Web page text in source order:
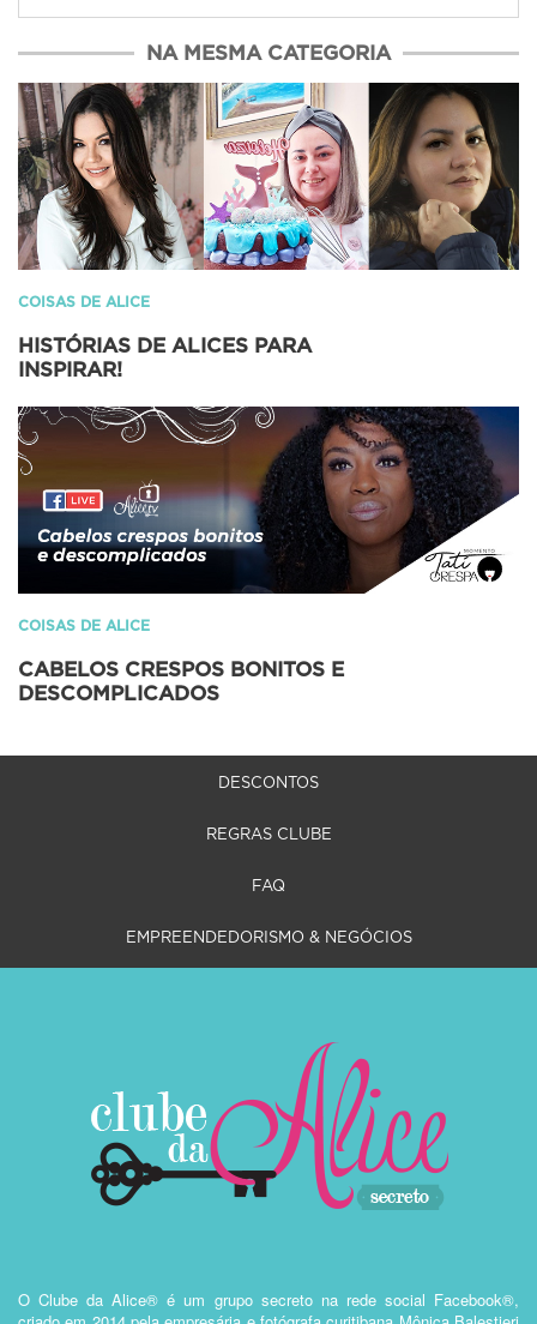
NA MESMA CATEGORIA
COISAS DE ALICE
HISTÓRIAS DE ALICES PARA
INSPIRAR!
COISAS DE ALICE
CABELOS CRESPOS BONITOS E
DESCOMPLICADOS
DESCONTOS
REGRAS CLUBE
FAQ
EMPREENDEDORISMO & NEGÓCIOS
O Clube da Alice® é um grupo secreto na rede social Facebook®,